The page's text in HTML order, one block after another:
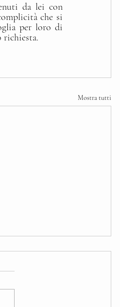
da lei con
che si
per loro di
richiesta.
Mostra tutti